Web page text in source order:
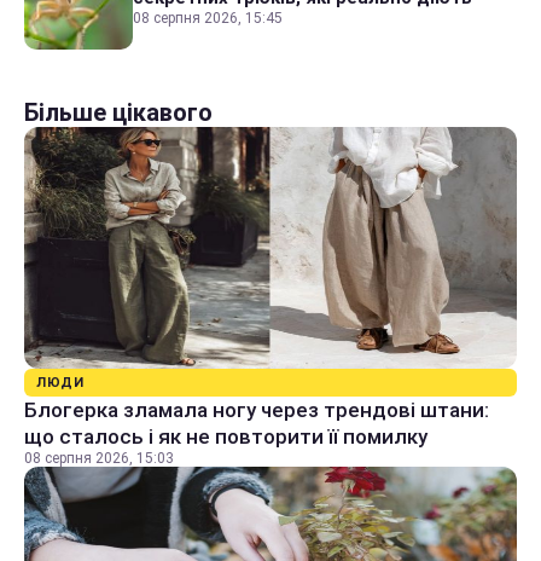
08 серпня 2026, 15:45
Більше цікавого
ЛЮДИ
Блогерка зламала ногу через трендові штани:
що сталось і як не повторити її помилку
08 серпня 2026, 15:03